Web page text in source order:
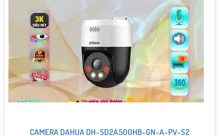
CAMERA DAHUA DH-SD2A500HB-GN-A-PV-S2